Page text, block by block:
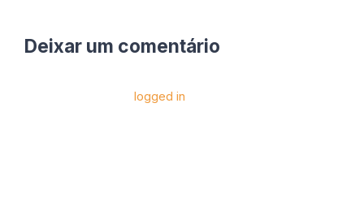
Deixar um comentário
logged in